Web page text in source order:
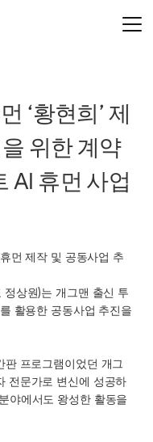
‘황현희’ 제
위한 계약
AI 휴먼 사업
상원)는 개그맨 출신 투
활용한 공동사업 추진을
판 프로그램이었던 개그
전문가로 변신에 성공하
야에서도 왕성한 활동을